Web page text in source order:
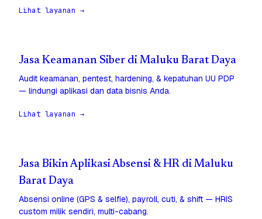
Lihat layanan →
Jasa Keamanan Siber di Maluku Barat Daya
Audit keamanan, pentest, hardening, & kepatuhan UU PDP
— lindungi aplikasi dan data bisnis Anda.
Lihat layanan →
Jasa Bikin Aplikasi Absensi & HR di Maluku
Barat Daya
Absensi online (GPS & selfie), payroll, cuti, & shift — HRIS
custom milik sendiri, multi-cabang.